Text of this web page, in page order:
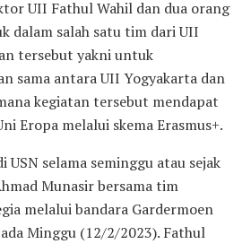
UII Fathul Wahil dan dua orang
dalam salah satu tim dari UII
tersebut yakni untuk
sama antara UII Yogyakarta dan
kegiatan tersebut mendapat
Eropa melalui skema Erasmus+.
USN selama seminggu atau sejak
Munasir bersama tim
melalui bandara Gardermoen
Minggu (12/2/2023). Fathul